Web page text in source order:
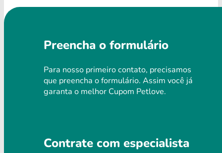
Preencha o formulário
Para nosso primeiro contato, precisamos
que preencha o formulário. Assim você já
garanta o melhor Cupom Petlove.
Contrate com especialista